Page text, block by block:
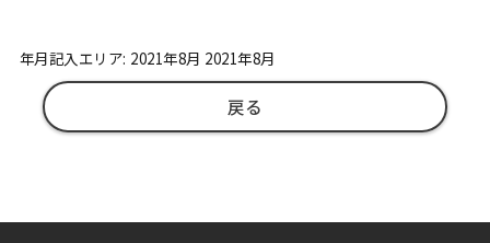
年月記入エリア: 2021年8月 2021年8月
戻る